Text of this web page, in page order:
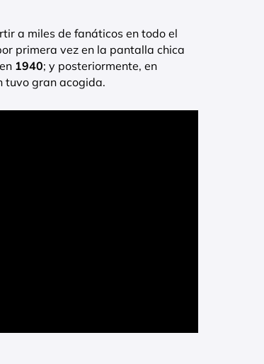
a miles de fanáticos en todo el
primera vez en la pantalla chica
1940; y posteriormente, en
tuvo gran acogida.